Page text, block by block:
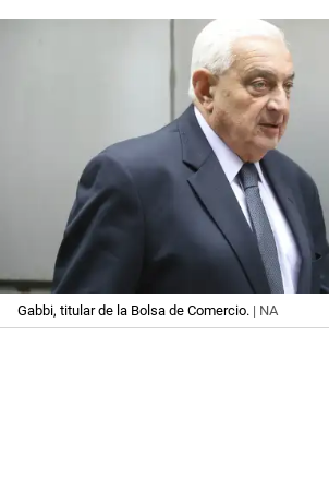
Gabbi, titular de la Bolsa de Comercio. | NA